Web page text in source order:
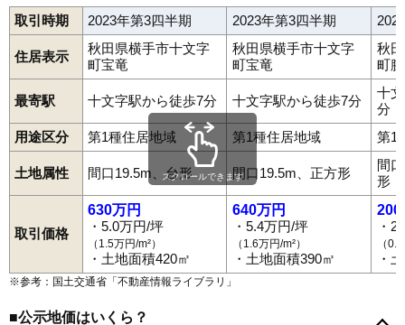
67 平鹿町中吉田 1.3万円 113万円 -21.6%
安本 1.2万円 87万円 -9.2%
塚堀 106万円 -1.5%
70 雄物川町大沢 1.1万円 87万円 -24.0%
71
雄物川町谷地新
田
1.1万円 75万円 -4.4%
72 上境 1.1万円 93万円 -11.4%
73 下八丁 1.0万円 137万円 -27.0%
大森町八沢木 76万円 -11.8%
大森町板井田 124万円 -26.0%
76 平鹿町樽見内 0.9万円 129万円 -16.4%
取引時期 2023年第3四半期 2023年第3四半期
住居表示
秋田県横手市十文字
町宝竜
秋田県横手市十文字
町宝竜
秋
町
最寄駅 十文字駅から徒歩7分 十文字駅から徒歩7分
十
分
用途区分
第1種住居地域 第1種住居地域 第1
土地属性 間口19.5m、台形 間口19.5m、正方形
間
形
取引価格
630万円
・5.0万円/坪
（1.5万円/m²）
・土地面積420㎡
640万円
・5.4万円/坪
（1.6万円/m²）
・土地面積390㎡
200
・
（
・
スクロールできます
※参考：国土交通省「不動産情報ライブラリ 」
■公示地価はいくら？
朝倉町朝日が丘旭川 梅の木町駅前町駅南
大水戸町大森町板井田 大森町上溝大森町
大森町八沢木 大屋新町大屋寺内雄物川町今宿
雄物川町矢神 雄物川町谷地新田